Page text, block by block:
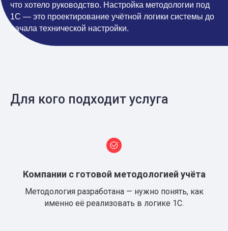
что хотело руководство. Настройка методологии под
1С — это проектирование учётной логики системы до
начала технической настройки.
Для кого подходит услуга
Компании с готовой методологией учёта
Методология разработана — нужно понять, как
именно её реализовать в логике 1С.